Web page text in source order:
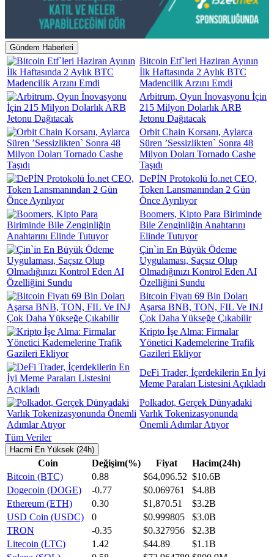
Gündem Haberleri
Bitcoin Etf`leri Haziran Ayının
İlk Haftasında 2 Aylık BTC
Madencilik Arzını Emdi
Arbitrum, Oyun İnovasyonu İçin
215 Milyon Dolarlık ARB
Jetonu Dağıtacak
Orbit Chain Korsanı, Aylarca
Süren ’Sessizlikten` Sonra 48
Milyon Doları Tornado Cashe
Taşıdı
DePİN Protokolü İo.net CEO,
Token Lansmanından 2 Gün
Önce Ayrılıyor
Boomers, Kipto Para Biriminde
Bile Zenginliğin Anahtarını
Elinde Tutuyor
Çin`in En Büyük Ödeme
Uygulaması, Saçsız Olup
Olmadığınızı Kontrol Eden AI
Özelliğini Sundu
Bitcoin Fiyatı 69 Bin Doları
Aşarsa BNB, TON, FIL Ve INJ
Çok Daha Yükseğe Çıkabilir
Kripto İşe Alma: Firmalar
Yönetici Kademelerine Trafik
Gazileri Ekliyor
DeFi Trader, İçerdekilerin En İyi
Meme Paraları Listesini Açıkladı
Polkadot, Gerçek Dünyadaki
Varlık Tokenizasyonunda
Önemli Adımlar Atıyor
Tüm Veriler
Hacmi En Yüksek (24h)
Coin Değişim(%) Fiyat
Hacim(24h)
Bitcoin (BTC)
0.88 $64,096.52 $10.6B
Dogecoin (DOGE)
-0.77 $0.069761
$4.8B
Ethereum (ETH)
0.30 $1,870.51
$3.2B
USD Coin (USDC)
0 $0.999805
$3.0B
TRON
-0.35 $0.327956
$2.3B
Litecoin (LTC)
1.42 $44.89
$1.1B